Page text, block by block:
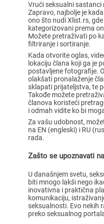
Vrući seksualni
Zapravo, najbolje je
ono što nudi Xlist.rs,
kategorizovani prema
Možete pretraživati po
filtriranje i sortiranje.
Kada otvorite oglas,
lokaciju člana koji ga je
postavljene fotografije.
olakšati pronalaženje
sklapati prijateljstva, te
Takođe možete
članova koristeći
i odmah vidite ko bi
Za vašu udobnost,
na EN (engleski) i RU
rada.
Zašto se upoznavati
U današnjem svetu,
biti mnogo lakši nego
inovativna i praktična
komunikaciju,
seksualnosti. Evo nekih
preko seksualnog